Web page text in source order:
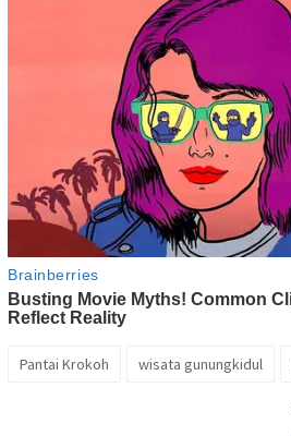
Pantai Krokoh wisata gunungkidul